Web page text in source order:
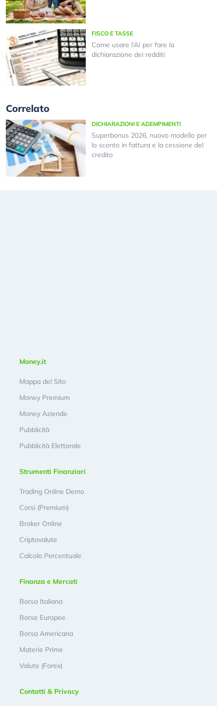
FISCO E TASSE
Come usare l’AI per fare la
dichiarazione dei redditi
Correlato
DICHIARAZIONI E ADEMPIMENTI
Superbonus 2026, nuovo modello per
lo sconto in fattura e la cessione del
credito
Money.it
Mappa del Sito
Money Premium
Money Aziende
Pubblicità
Pubblicità Elettorale
Strumenti Finanziari
Trading Online Demo
Corsi (Premium)
Broker Online
Criptovalute
Calcolo Percentuale
Finanza e Mercati
Borsa Italiana
Borse Europee
Borsa Americana
Materie Prime
Valute (Forex)
Contatti & Privacy